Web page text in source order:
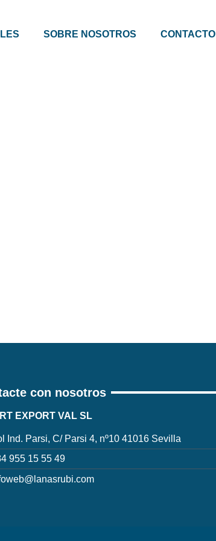
SOBRE NOSOTROS CONTACTO
con nosotros
EXPORT VAL SL
Ind. Parsi, C/ Parsi 4, nº10 41016 Sevilla
955 15 55 49